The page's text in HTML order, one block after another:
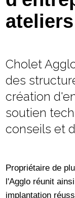
Contacts
Cholet
des
création
soutien
conseils et
Propriétaire de
l'Agglo réunit
implantation